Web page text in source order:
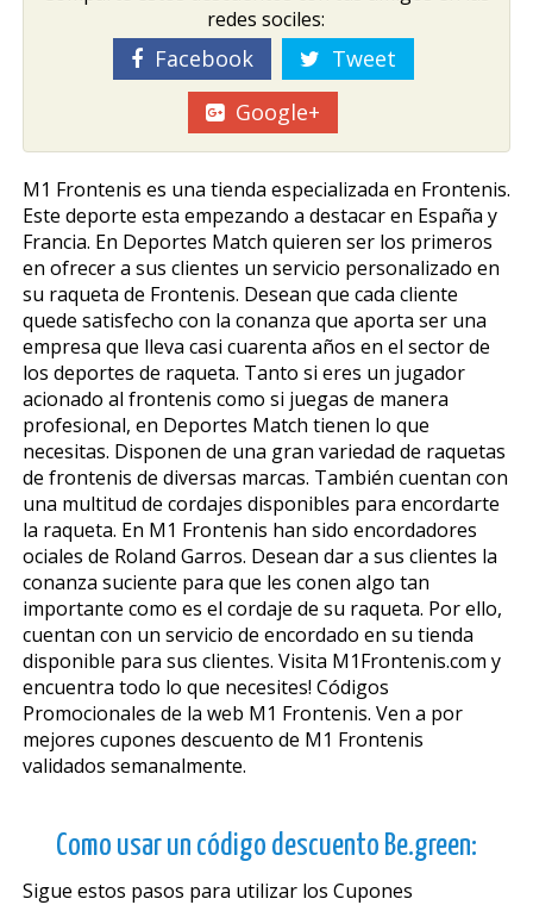
redes sociles:
Facebook
Tweet
Google+
M1 Frontenis es una tienda especializada en Frontenis.
Este deporte esta empezando a destacar en España y
Francia. En Deportes Match quieren ser los primeros
en ofrecer a sus clientes un servicio personalizado en
su raqueta de Frontenis. Desean que cada cliente
quede satisfecho con la confianza que aporta ser una
empresa que lleva casi cuarenta años en el sector de
los deportes de raqueta. Tanto si eres un jugador
aficionado al frontenis como si juegas de manera
profesional, en Deportes Match tienen lo que
necesitas. Disponen de una gran variedad de raquetas
de frontenis de diversas marcas. También cuentan con
una multitud de cordajes disponibles para encordarte
la raqueta. En M1 Frontenis han sido encordadores
oficiales de Roland Garros. Desean dar a sus clientes la
confianza suficiente para que les confien algo tan
importante como es el cordaje de su raqueta. Por ello,
cuentan con un servicio de encordado en su tienda
disponible para sus clientes. Visita M1Frontenis.com y
encuentra todo lo que necesites! Códigos
Promocionales de la web M1 Frontenis. Ven a por
mejores cupones descuento de M1 Frontenis
validados semanalmente.
Como usar un código descuento Be.green:
Sigue estos pasos para utilizar los Cupones